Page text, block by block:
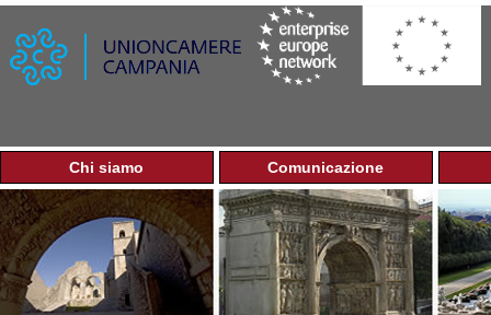
Jump to navigation
M
e
n
u
p
r
Chi siamo Comunicazione